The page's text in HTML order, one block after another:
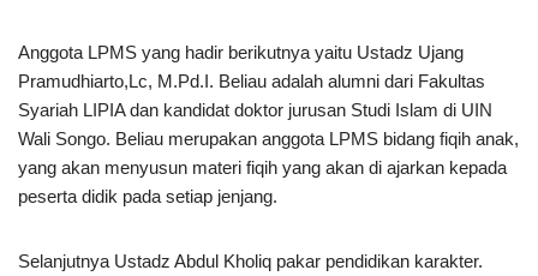
Anggota LPMS yang hadir berikutnya yaitu Ustadz Ujang
Pramudhiarto,Lc, M.Pd.I. Beliau adalah alumni dari Fakultas
Syariah LIPIA dan kandidat doktor jurusan Studi Islam di UIN
Wali Songo. Beliau merupakan anggota LPMS bidang fiqih anak,
yang akan menyusun materi fiqih yang akan di ajarkan kepada
peserta didik pada setiap jenjang.
Selanjutnya Ustadz Abdul Kholiq pakar pendidikan karakter.